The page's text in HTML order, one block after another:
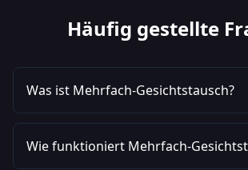
Häufig gestellte
Was ist Mehrfach-Gesichtstausch?
Wie funktioniert Mehrfach-